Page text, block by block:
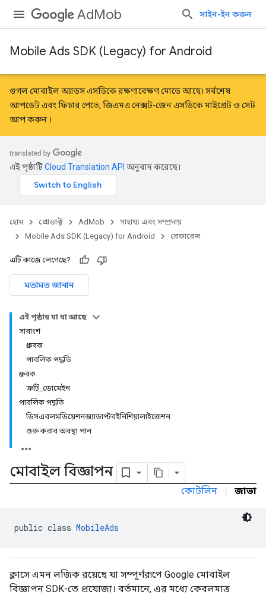
AdMob সাইন-ইন করুন
Mobile Ads SDK (Legacy) for Android
গুগল মোবাইল অ্যাডস এসডিকে রক্ষণাবেক্ষণ মোডে আছে। সর্বশেষ
আপডেট এবং ফিচার পেতে, জিএমএ নেক্সট-জেন এসডিকেমাইগ্রেটও সেট
আপ করুন ।
এই পৃষ্ঠাটিCloud Translation API অনুবাদ করেছে।
হোম প্রোডাক্ট AdMob
সাহায্য এবং সম্প্রদায়
Mobile Ads SDK (Legacy) for Android
রেফারেন্স
এটি কাজে লেগেছে?
মতামত জানান
এই পৃষ্ঠায় যা যা আছে
সারাংশ
ধ্রুবক
পাবলিক পদ্ধতি
ধ্রুবক
ত্রুটি_ডোমেইন
পাবলিক পদ্ধতি
ডিসএবলমডিয়েশনঅ্যাডাপ্টরইনিশিয়ালাইজেশন
শুরু করার অবস্থা পান
মোবাইল বিজ্ঞাপন
কোটলিন | জাভা
public class MobileAds
ক্লাসে এমন লজিক রয়েছে যা সম্পূর্ণরূপে Google মোবাইল
বিজ্ঞাপন SDK-তে প্রযোজ্য। বর্তমানে, এর মধ্যে কেবলমাত্র